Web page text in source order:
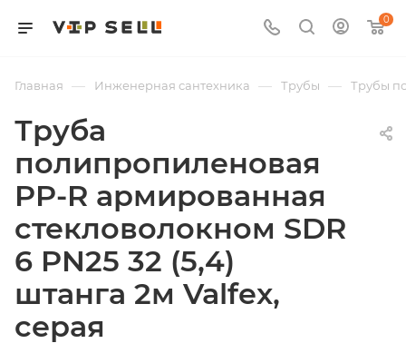
0
Главная — Инженерная сантехника — Трубы — Трубы
Труба
полипропиленовая
PP-R армированная
стекловолокном SDR
6 PN25 32 (5,4)
штанга 2м Valfex,
серая